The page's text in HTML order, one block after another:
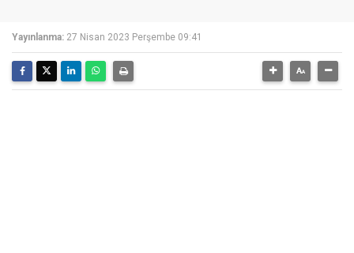
Yayınlanma: 27 Nisan 2023 Perşembe 09:41